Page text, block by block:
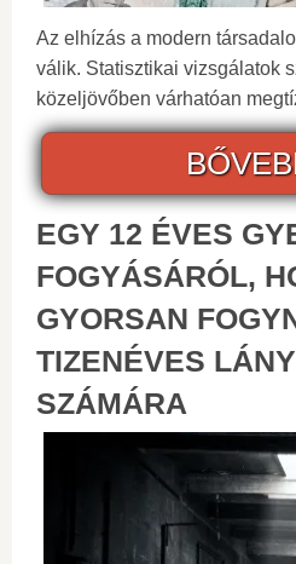
Az elhízás a modern
válik. Statisztikai vizsgálatok
közeljövőben várhatóan
EGY 12 ÉVES
FOGYÁSÁRÓL,
GYORSAN
TIZENÉVES
SZÁMÁRA